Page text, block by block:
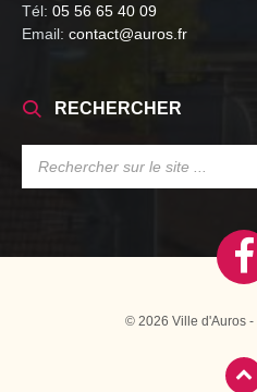
Tél: 05 56 65 40 09
Email: contact@auros.fr
RECHERCHER
© 2026 Ville d'Auros -